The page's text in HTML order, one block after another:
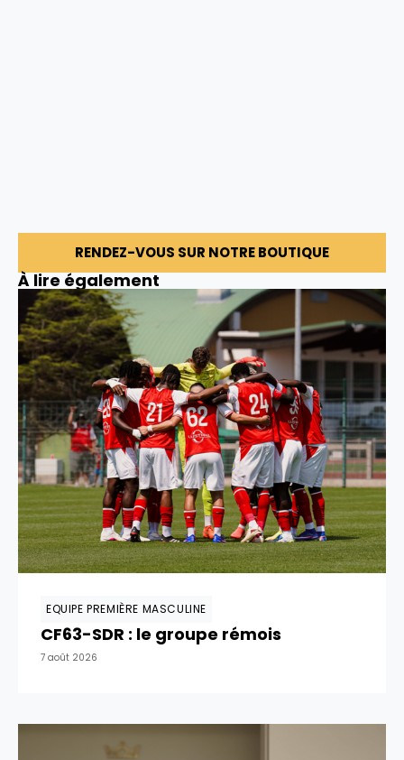
RENDEZ-VOUS SUR NOTRE BOUTIQUE
À lire également
EQUIPE PREMIÈRE MASCULINE
CF63-SDR : le groupe rémois
7 août 2026